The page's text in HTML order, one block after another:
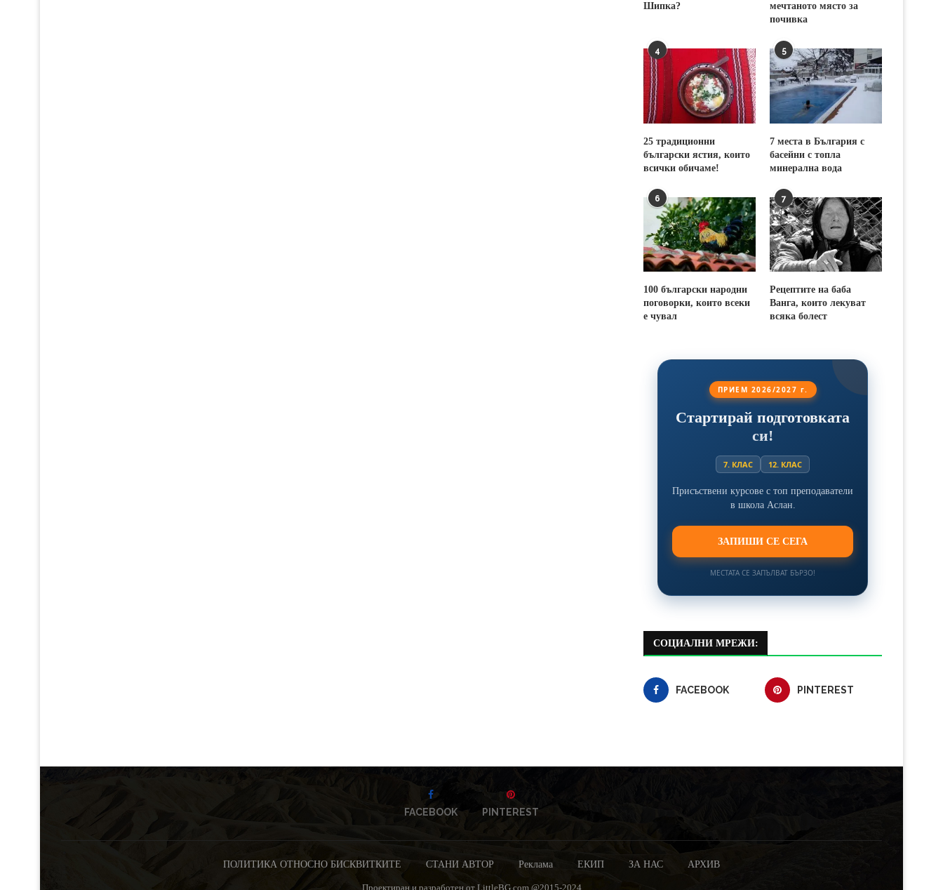
Шипка?
мечтаното място за
почивка
4
25 традиционни
български ястия, които
всички обичаме!
5
7 места в България с
басейни с топла
минерална вода
6
100 български народни
поговорки, които всеки
е чувал
7
Рецептите на баба
Ванга, които лекуват
всяка болест
ПРИЕМ 2026/2027 г.
Стартирай подготовката
си!
7. КЛАС 12. КЛАС
Присъствени курсове с топ преподаватели
в школа Аслан.
ЗАПИШИ СЕ СЕГА
МЕСТАТА СЕ ЗАПЪЛВАТ БЪРЗО!
СОЦИАЛНИ МРЕЖИ:
FACEBOOK PINTEREST
FACEBOOK PINTEREST
ПОЛИТИКА ОТНОСНО БИСКВИТКИТЕ СТАНИ АВТОР Реклама ЕКИП ЗА НАС АРХИВ
Проектиран и разработен от LittleBG.com @2015-2024